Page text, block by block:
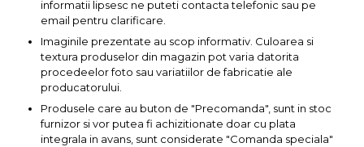
Pompa transfer lichide
Pompa Aer
Cric Manual
Ulei Hidraulic
Troliu
Palan
informatii lipsesc ne puteti contacta telefonic sau pe
email pentru clarificare.
Imaginile prezentate au scop informativ. Culoarea si
textura produselor din magazin pot varia datorita
procedeelor foto sau variatiilor de fabricatie ale
producatorului.
Produsele care au buton de "Precomanda", sunt in stoc
furnizor si vor putea fi achizitionate doar cu plata
integrala in avans, sunt considerate "Comanda speciala"